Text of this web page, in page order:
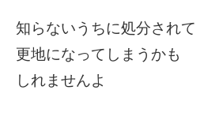
知らないうちに処分されて
更地になってしまうかも
しれませんよ